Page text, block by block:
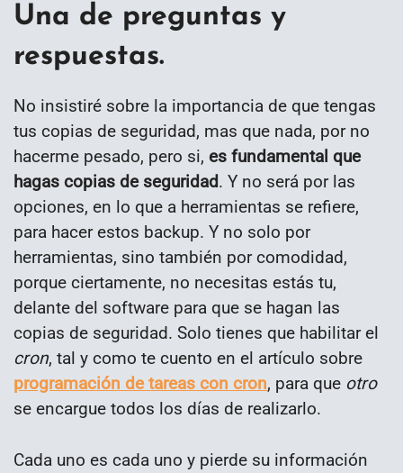
Una de preguntas y
respuestas.
No insistiré sobre la importancia de que tengas
tus copias de seguridad, mas que nada, por no
hacerme pesado, pero si, es fundamental que
hagas copias de seguridad. Y no será por las
opciones, en lo que a herramientas se refiere,
para hacer estos backup. Y no solo por
herramientas, sino también por comodidad,
porque ciertamente, no necesitas estás tu,
delante del software para que se hagan las
copias de seguridad. Solo tienes que habilitar el
cron, tal y como te cuento en el artículo sobre
programación de tareas con cron, para que otro
se encargue todos los días de realizarlo.
Cada uno es cada uno y pierde su información